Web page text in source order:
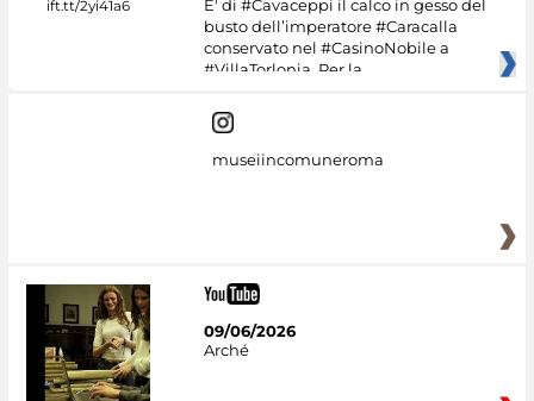
E' di #Cavaceppi il calco in gesso del
busto dell’imperatore #Caracalla
conservato nel #CasinoNobile a
#VillaTorlonia. Per la
museiincomuneroma
09/06/2026
Arché